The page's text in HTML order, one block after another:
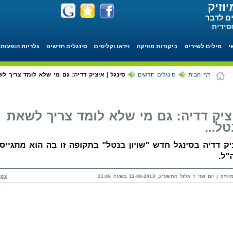
לדבר
מילים לשירים ביקורות מוזיקה וידאו וקליפים סינגלים חדשים גלריות הופעות
דף הבית סינגלים חדשים סינגל | איציק דדיה: גם מי שלא לומד צריך
דדיה: גם מי שלא לומד צריך לשאת
דדיה בסינגל חדש "שויון בנטל" בתקופה זו בה הוא מתגייס
| יום שני ו' אלול התשע"ג, 12-08-2013 בשעה 11:46